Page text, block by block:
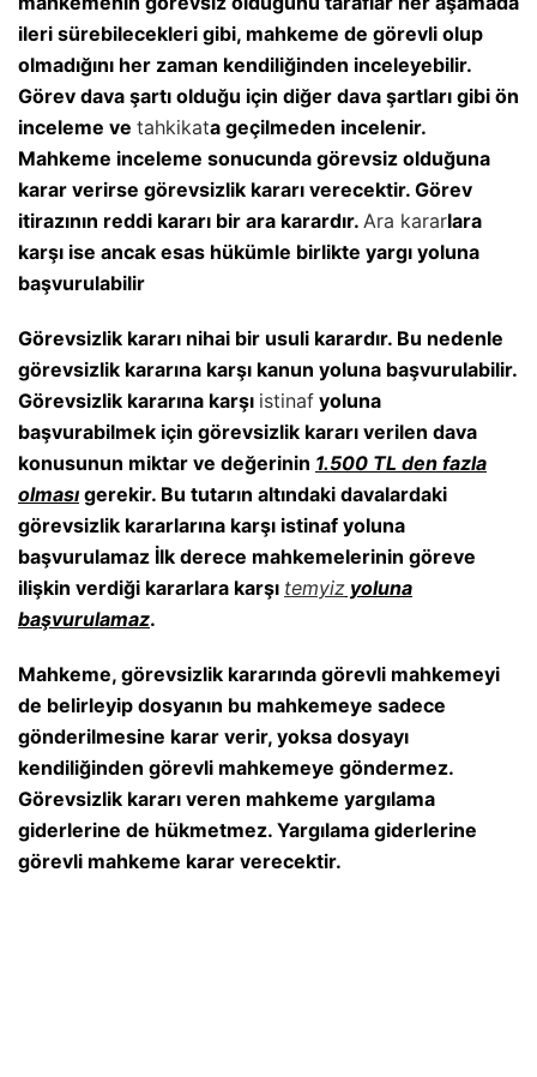
ileri sürebilecekleri gibi, mahkeme de görevli olup
olmadığını her zaman kendiliğinden inceleyebilir.
Görev dava şartı olduğu için diğer dava şartları gibi ön
inceleme ve tahkikata geçilmeden incelenir.
Mahkeme inceleme sonucunda görevsiz olduğuna
karar verirse görevsizlik kararı verecektir. Görev
itirazının reddi kararı bir ara karardır. Ara kararlara
karşı ise ancak esas hükümle birlikte yargı yoluna
başvurulabilir
Görevsizlik kararı nihai bir usuli karardır. Bu nedenle
görevsizlik kararına karşı kanun yoluna başvurulabilir.
Görevsizlik kararına karşı istinaf yoluna
başvurabilmek için görevsizlik kararı verilen dava
konusunun miktar ve değerinin 1.500 TL den fazla
olması gerekir. Bu tutarın altındaki davalardaki
görevsizlik kararlarına karşı istinaf yoluna
başvurulamaz İlk derece mahkemelerinin göreve
ilişkin verdiği kararlara karşı temyiz yoluna
başvurulamaz.
Mahkeme, görevsizlik kararında görevli mahkemeyi
de belirleyip dosyanın bu mahkemeye sadece
gönderilmesine karar verir, yoksa dosyayı
kendiliğinden görevli mahkemeye göndermez.
Görevsizlik kararı veren mahkeme yargılama
giderlerine de hükmetmez. Yargılama giderlerine
görevli mahkeme karar verecektir.